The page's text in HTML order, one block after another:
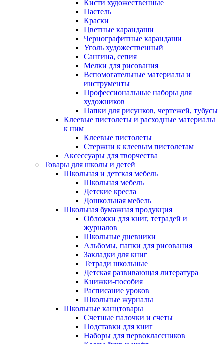
Кисти художественные
Пастель
Краски
Цветные карандаши
Чернографитные карандаши
Уголь художественный
Сангина, сепия
Мелки для рисования
Вспомогательные материалы и
инструменты
Профессиональные наборы для
художников
Папки для рисунков, чертежей, тубусы
Клеевые пистолеты и расходные материалы
к ним
Клеевые пистолеты
Стержни к клеевым пистолетам
Аксессуары для творчества
Товары для школы и детей
Школьная и детская мебель
Школьная мебель
Детские кресла
Дошкольная мебель
Школьная бумажная продукция
Обложки для книг, тетрадей и
журналов
Школьные дневники
Альбомы, папки для рисования
Закладки для книг
Тетради школьные
Детская развивающая литература
Книжки-пособия
Расписание уроков
Школьные журналы
Школьные канцтовары
Счетные палочки и счеты
Подставки для книг
Наборы для первоклассников